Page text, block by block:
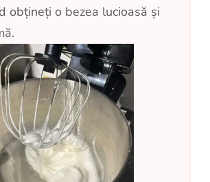
obțineți o bezea lucioasă și